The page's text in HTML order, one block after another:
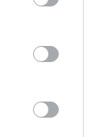
pomeriggio da
al